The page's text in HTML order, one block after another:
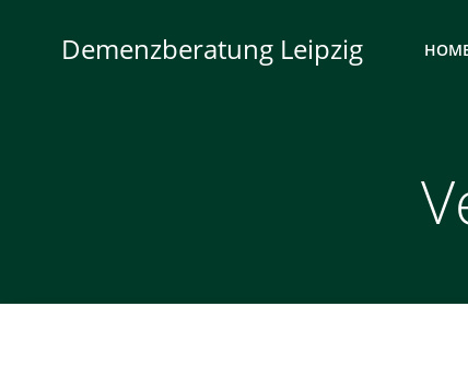
springenDemenzberatung Leipzig